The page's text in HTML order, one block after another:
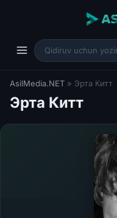
AsilMedia.NET » Эрта Китт
Эрта Китт